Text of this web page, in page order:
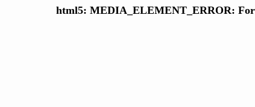
html5: MEDIA_ELEMENT_ERROR: